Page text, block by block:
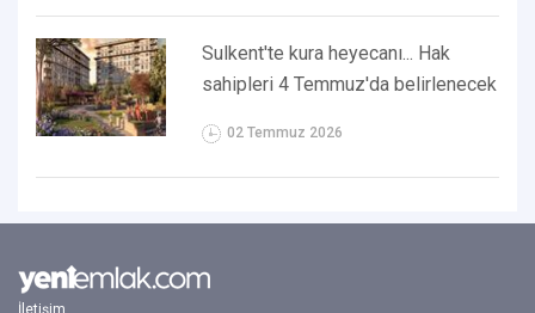
Sulkent'te kura heyecanı... Hak
sahipleri 4 Temmuz'da belirlenecek
02 Temmuz 2026
İletişim